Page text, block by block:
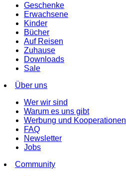
Geschenke
Erwachsene
Kinder
Bücher
Auf Reisen
Zuhause
Downloads
Sale
Über uns
Wer wir sind
Warum es uns gibt
Werbung und Kooperationen
FAQ
Newsletter
Jobs
Community